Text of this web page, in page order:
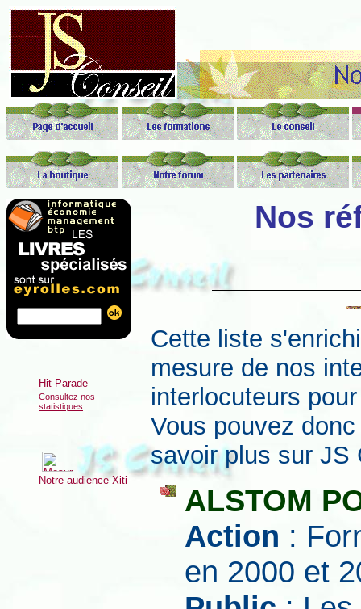
Consultez nos
statistiques
Notre audience Xiti
Nos
Cette liste
mesure de nos
interlocuteurs
Vous pouvez
savoir plus sur JS
ALSTOM
Action :
en 2000 et